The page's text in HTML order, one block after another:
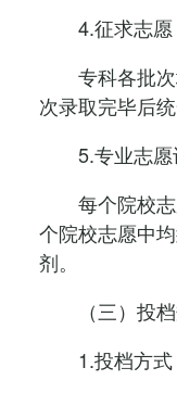
4.征求志愿
专科各批
次录取完毕后统
5.专业志
每个院校
个院校志愿中
剂。
（三）投
1.投档方式